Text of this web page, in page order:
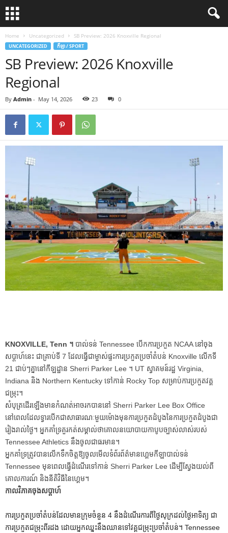
Home Uncategorized SB Preview: 2026 Knoxville Regional
UNCATEGORIZED កីឡា / SPORT
SB Preview: 2026 Knoxville
Regional
By Admin - May 14, 2026 23 0
KNOXVILLE, Tenn ។ បាល់ទន់ Tennessee បើកការប្រកួត NCAA នៅចុង
សប្តាហ៍នេះ ជាគ្រាប់ទី 7 ដែលធ្វើជាម្ចាស់ផ្ទះការប្រកួតប្រចាំតំបន់ Knoxville លើកទី
21 ជាប់ៗគ្នានៅកីឡដ្ឋាន Sherri Parker Lee ។ UT ស្វាគមន៍រដ្ឋ Virginia,
Indiana និង Northern Kentucky ទៅកាន់ Rocky Top សម្រាប់ការប្រកួតវគ្គ
ជម្រុះ។
សំបុត្រដើរឡើងមានកំណត់អាចរកបាននៅ Sherri Parker Lee Box Office
នៅពេលដែលទ្វារបើកជាសាធារណៈមួយម៉ោងមុនការប្រកួតដំបូងនៃការប្រកួតដំបូងជា
រៀងរាល់ថ្ងៃ។ អ្នកគាំទ្រគួរកត់សម្គាល់ថាគោលនយោបាយកាបូបច្បាស់លាស់របស់
Tennessee Athletics នឹងចូលជាធរមាន។
អ្នកគាំទ្រត្រូវបានលើកទឹកចិត្តឱ្យចូលមើលទំព័រព័ត៌មានហ្គេមកីឡាបាល់ទន់
Tennessee មុនពេលធ្វើដំណើរទៅកាន់ Sherri Parker Lee ដើម្បីស្វែងយល់ពី
គោលការណ៍ និងនីតិវិធីនៃហ្គេម។
កាលវិភាគចុងសប្តាហ៍
ការប្រកួតប្រចាំតំបន់ដែលមានក្រុមចំនួន 4 នឹងដំណើរការពីថ្ងៃសុក្រដល់ថ្ងៃអាទិត្យ ជា
ការប្រកួតជម្រុះពីរដង ដោយអ្នកឈ្នះនឹងឈានទៅវគ្គជម្រុះប្រចាំតំបន់។ Tennessee